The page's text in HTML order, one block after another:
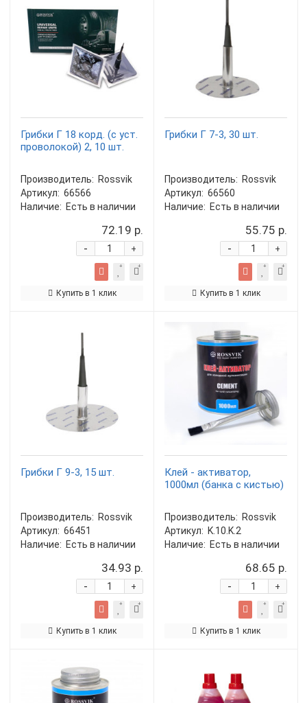
Грибки Г 18 корд. (с уст.
проволокой) 2, 10 шт.
Производитель: Rossvik
Артикул: 66566
Наличие: Есть в наличии
72.19 р.
+
-
Купить в 1 клик
Грибки Г 7-3, 30 шт.
Производитель: Rossvik
Артикул: 66560
Наличие: Есть в наличии
55.75 р.
+
-
Купить в 1 клик
Грибки Г 9-3, 15 шт.
Производитель: Rossvik
Артикул: 66451
Наличие: Есть в наличии
34.93 р.
+
-
Купить в 1 клик
Клей - активатор,
1000мл (банка с кистью)
Производитель: Rossvik
Артикул: K.10.K.2
Наличие: Есть в наличии
68.65 р.
+
-
Купить в 1 клик